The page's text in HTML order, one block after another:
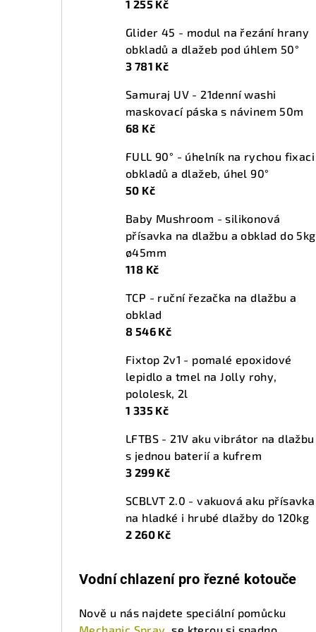
1 255 Kč
Glider 45 - modul na řezání hrany
obkladů a dlažeb pod úhlem 50°
3 781 Kč
Samuraj UV - 21denní washi
maskovací páska s návinem 50m
68 Kč
FULL 90° - úhelník na rychou fixaci
obkladů a dlažeb, úhel 90°
50 Kč
Baby Mushroom - silikonová
přísavka na dlažbu a obklad do
ø45mm
118 Kč
TCP - ruční řezačka na dlažbu a
obklad
8 546 Kč
Fixtop 2v1 - pomalé epoxidové
lepidlo a tmel na Jolly rohy,
pololesk, 2l
1 335 Kč
LFTBS - 21V aku vibrátor na dlažbu
s jednou baterií a kufrem
3 299 Kč
SCBLVT 2.0 - vakuová aku přísavka
na hladké i hrubé dlažby do 120kg
2 260 Kč
Vodní chlazení pro řezné kotouče
Nově u nás najdete speciální pomůcku